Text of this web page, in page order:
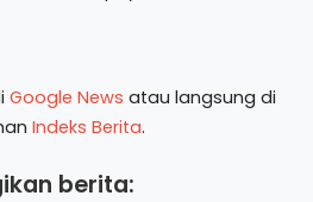
Google News atau langsung di
Indeks Berita.
berita: